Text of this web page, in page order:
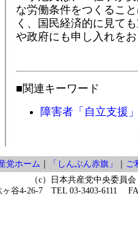
な労働条件をつくるこ
く、国民経済的に見て
や政府にも申し入れを
■関連キーワード
障害者「自立支援
党ホーム 「しんぶん赤旗」
ご
（c）日本共産党中央委員会
ヶ谷4-26-7 TEL 03-3403-6111